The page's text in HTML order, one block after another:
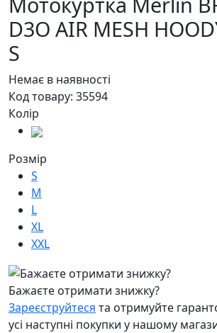
D3O AIR MESH
S
Немає в наявності
Код товару: 35594
Колір
Розмір
S
M
L
XL
XXL
Бажаєте отримати знижку?
Зареєструйтеся та отримуйте
усі наступні покупки у нашому